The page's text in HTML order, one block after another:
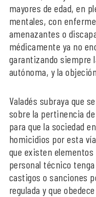
mayores de edad, en
mentales, con
amenazantes o
médicamente ya no
garantizando siempre
autónoma, y la
Valadés subraya que
sobre la pertinencia
para que la sociedad
homicidios por esta
que existen
personal técnico
castigos o sanciones
regulada y que